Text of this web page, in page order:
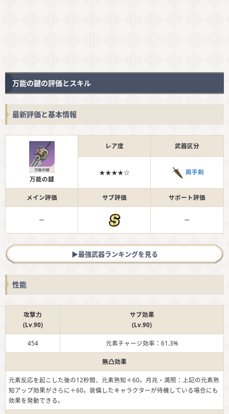
万能の鍵の評価とスキル
最新評価と基本情報
万能の鍵
レア度 武器区分
★★★★☆ 両手剣
メイン評価 サブ評価 サポート評価
ー ー
▶︎最強武器ランキングを見る
性能
攻撃力
(Lv.90)
サブ効果
(Lv.90)
454 元素チャージ効率：61.3%
無凸効果
元素反応を起こした後の12秒間、元素熟知＋60。月兆・満照：上記の元素熟
知アップ効果がさらに＋60。装備したキャラクターが待機している場合にも
効果を発動できる。